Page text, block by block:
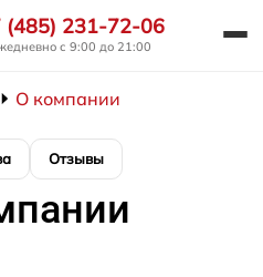
(485) 231-72-06
с 9:00 до 21:00
О компании
Отзывы